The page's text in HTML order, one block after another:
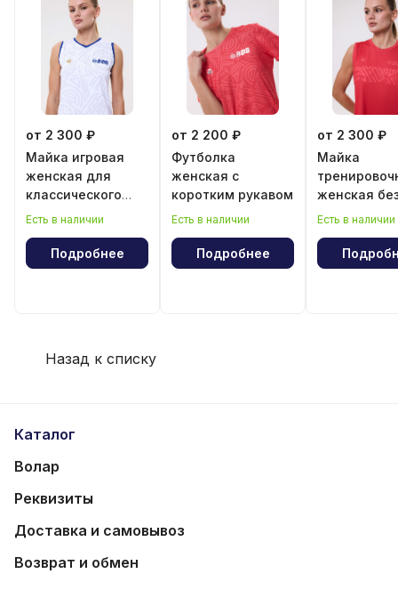
от 2 300 ₽
Майка игровая
женская для
классического
волейбола
Есть в наличии
Подробнее
от 2 200 ₽
Футболка
женская с
коротким рукавом
Есть в наличии
Подробнее
от 2 300 ₽
Майка
женская
рукава
Есть в наличии
Назад к списку
Каталог
Волар
Реквизиты
Доставка и самовывоз
Возврат и обмен